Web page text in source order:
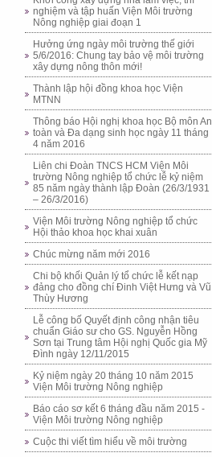
nghiệm và tập huấn Viện Môi trường
Nông nghiệp giai đoạn 1
Hưởng ứng ngày môi trường thế giới
5/6/2016: Chung tay bảo vệ môi trường
xây dựng nông thôn mới!
Thành lập hội đồng khoa học Viện
MTNN
Thông báo Hội nghị khoa học Bộ môn An
toàn và Đa dạng sinh học ngày 11 tháng
4 năm 2016
Liên chi Đoàn TNCS HCM Viện Môi
trường Nông nghiệp tổ chức lễ kỷ niệm
85 năm ngày thành lập Đoàn (26/3/1931
– 26/3/2016)
Viện Môi trường Nông nghiệp tổ chức
Hội thảo khoa học khai xuân
Chúc mừng năm mới 2016
Chi bộ khối Quản lý tổ chức lễ kết nạp
đảng cho đồng chí Đinh Việt Hưng và Vũ
Thùy Hương
Lễ công bố Quyết định công nhận tiêu
chuẩn Giáo sư cho GS. Nguyễn Hồng
Sơn tại Trung tâm Hội nghị Quốc gia Mỹ
Đình ngày 12/11/2015
Kỷ niệm ngày 20 tháng 10 năm 2015
Viện Môi trường Nông nghiệp
Báo cáo sơ kết 6 tháng đầu năm 2015 -
Viện Môi trường Nông nghiệp
Cuộc thi viết tìm hiểu về môi trường